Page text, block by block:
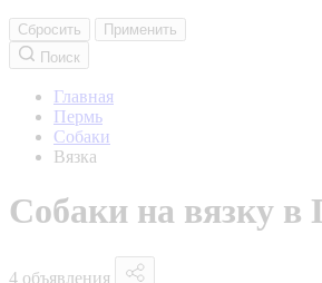
Сбросить
Применить
Поиск
Главная
Пермь
Собаки
Вязка
Собаки на вязку в
4 объявления